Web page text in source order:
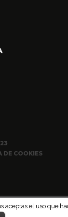
DE COOKIES
el uso que